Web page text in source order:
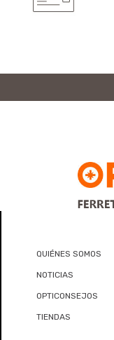
QUIÉNES SOMOS
NOTICIAS
OPTICONSEJOS
TIENDAS